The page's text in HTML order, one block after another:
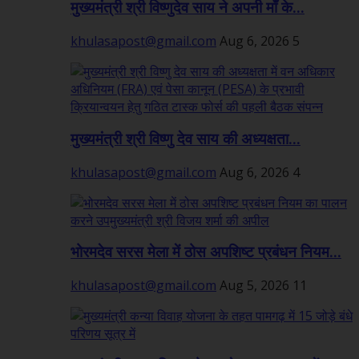
मुख्यमंत्री श्री विष्णुदेव साय ने अपनी माँ के...
khulasapost@gmail.com Aug 6, 2026 5
मुख्यमंत्री श्री विष्णु देव साय की अध्यक्षता...
khulasapost@gmail.com Aug 6, 2026 4
भोरमदेव सरस मेला में ठोस अपशिष्ट प्रबंधन नियम...
khulasapost@gmail.com Aug 5, 2026 11